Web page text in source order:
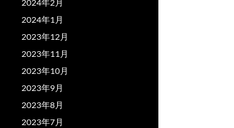
2024年2月
2024年1月
2023年12月
2023年11月
2023年10月
2023年9月
2023年8月
2023年7月